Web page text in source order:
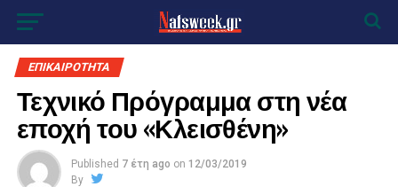
ΕΠΙΚΑΙΡΟΤΗΤΑ
Τεχνικό Πρόγραμμα στη νέα
εποχή του «Κλεισθένη»
Published 7 έτη ago on 12/03/2019
By